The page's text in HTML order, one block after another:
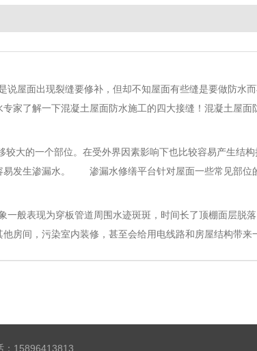
屋面出现裂缝要修补，但却不知屋面有些缝是要做防水
家了解一下混凝土屋面防水施工的四大接缝！混凝土屋面
分为伸缩缝、沉降缝、抗震缝和分隔缝。伸缩缝的结构特
大的一个部位。在受外界因素影响下也比较容易产生结
易发生渗漏水。 渗漏水修缮平台针对屋面一些常见部位
处理方法一：板顶上维修1、去除原有结构层上的装饰层
般表现为穿板管道周围水迹斑斑，时间长了顶棚面层脱
房间，污染室内装修，甚至会给用电线路和房屋结构带来
15896413813